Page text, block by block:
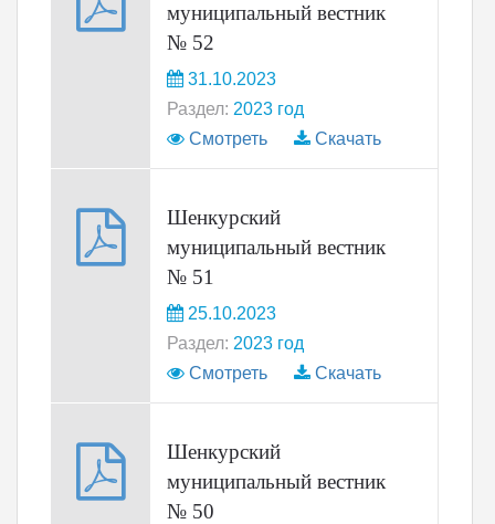
муниципальный вестник
№ 52
31.10.2023
Раздел: 2023 год
Смотреть
Скачать
Шенкурский
муниципальный вестник
№ 51
25.10.2023
Раздел: 2023 год
Смотреть
Скачать
Шенкурский
муниципальный вестник
№ 50